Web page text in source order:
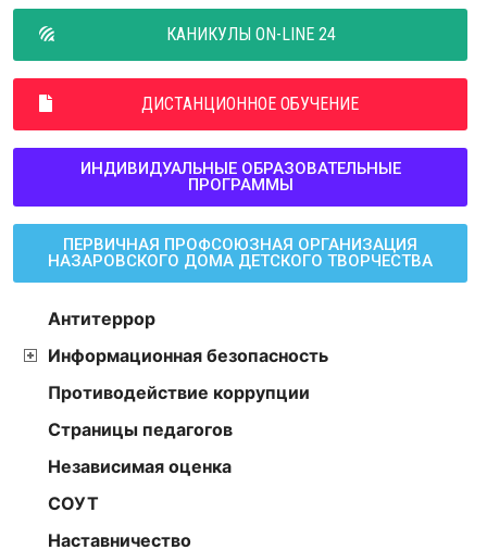
КАНИКУЛЫ ON-LINE 24
ДИСТАНЦИОННОЕ ОБУЧЕНИЕ
ИНДИВИДУАЛЬНЫЕ ОБРАЗОВАТЕЛЬНЫЕ
ПРОГРАММЫ
ПЕРВИЧНАЯ ПРОФСОЮЗНАЯ ОРГАНИЗАЦИЯ
НАЗАРОВСКОГО ДОМА ДЕТСКОГО ТВОРЧЕСТВА
Антитеррор
Информационная безопасность
Противодействие коррупции
Страницы педагогов
Независимая оценка
СОУТ
Наставничество